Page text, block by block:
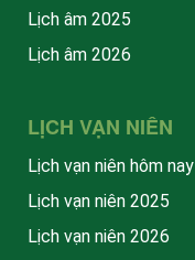
Lịch âm 2025
Lịch âm 2026
LỊCH VẠN NIÊN
Lịch vạn niên hôm nay
Lịch vạn niên 2025
Lịch vạn niên 2026